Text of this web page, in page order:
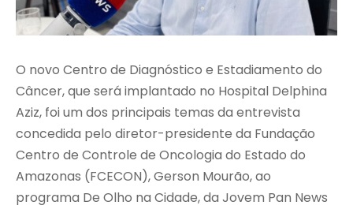
O novo Centro de Diagnóstico e Estadiamento do
Câncer, que será implantado no Hospital Delphina
Aziz, foi um dos principais temas da entrevista
concedida pelo diretor-presidente da Fundação
Centro de Controle de Oncologia do Estado do
Amazonas (FCECON), Gerson Mourão, ao
programa De Olho na Cidade, da Jovem Pan News